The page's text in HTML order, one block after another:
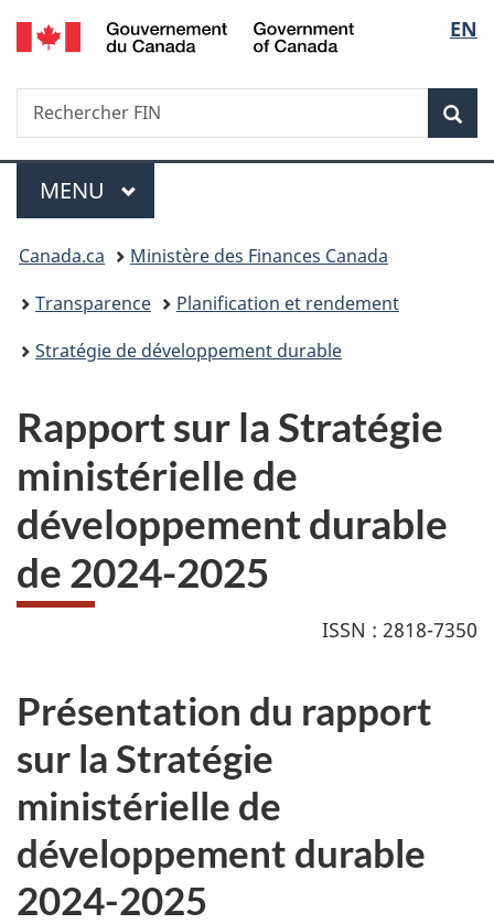
Passer
au
Passer
à
du
Passer
à
simplifiée
de
la
EN
Recherche
Rechercher
FIN
Menu
MENU PRINCIPAL
Vous
êtes
ici :
Canada.ca
Ministère des Finances Canada
Transparence
Planification et rendement
Stratégie de développement durable
Rapport sur la Stratégie
ministérielle de
développement durable
de 2024-2025
ISSN : 2818-7350
Présentation du rapport
sur la Stratégie
ministérielle de
développement durable
2024-2025